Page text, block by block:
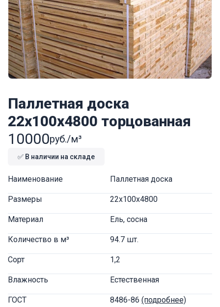
Паллетная доска
22x100x4800 торцованная
10000руб./м³
✅ В наличии на складе
Наименование Паллетная доска
Размеры 22x100x4800
Материал Ель, сосна
Количество в м³ 94.7 шт.
Сорт 1,2
Влажность Естественная
ГОСТ 8486-86 (подробнее)